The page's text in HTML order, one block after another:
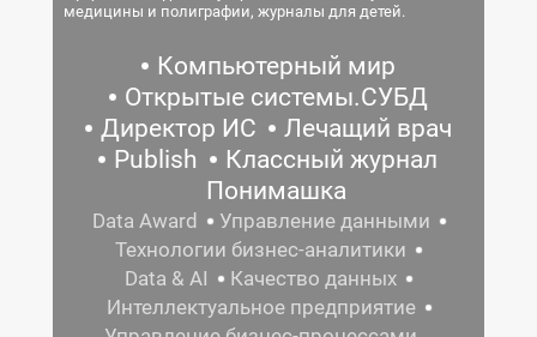
медицины и полиграфии, журналы для детей.
Компьютерный мир
Открытые системы.СУБД
Директор ИС
Лечащий врач
Publish
Классный журнал
Понимашка
Data Award
Управление данными
Технологии бизнес-аналитики
Data & AI
Качество данных
Интеллектуальное предприятие